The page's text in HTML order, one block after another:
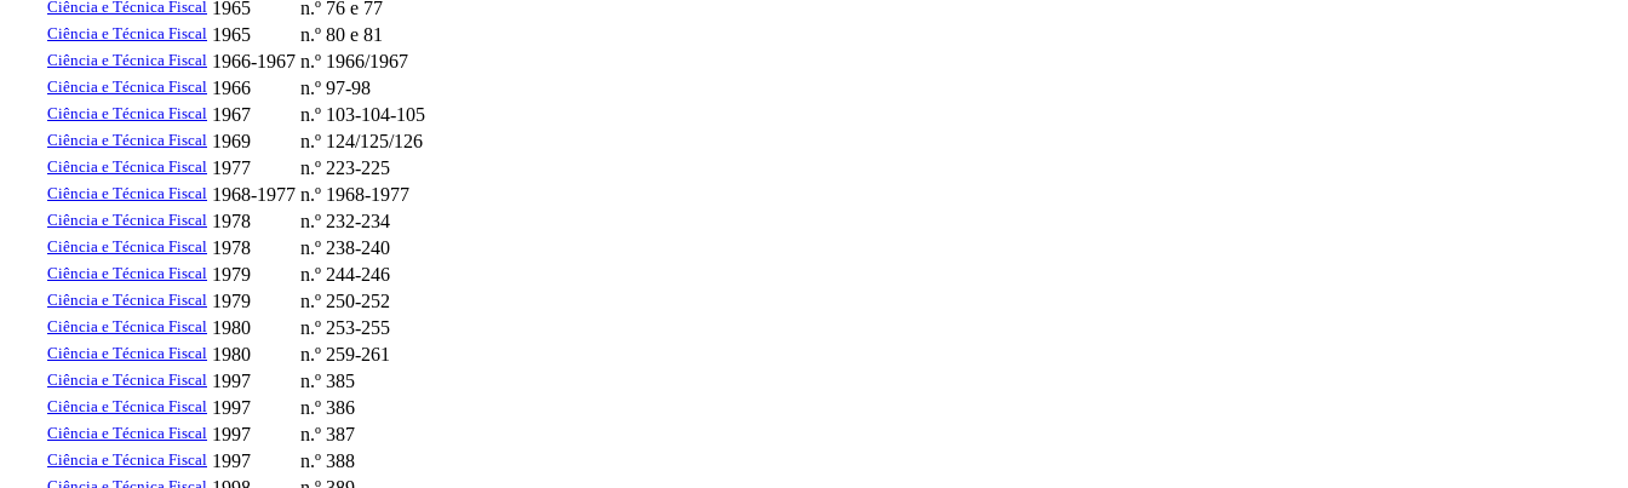
Ciência e Técnica Fiscal 1965 n.º 76 e 77
Ciência e Técnica Fiscal 1965 n.º 80 e 81
Ciência e Técnica Fiscal 1966-1967 n.º 1966/1967
Ciência e Técnica Fiscal 1966 n.º 97-98
Ciência e Técnica Fiscal 1967 n.º 103-104-105
Ciência e Técnica Fiscal 1969 n.º 124/125/126
Ciência e Técnica Fiscal 1977 n.º 223-225
Ciência e Técnica Fiscal 1968-1977 n.º 1968-1977
Ciência e Técnica Fiscal 1978 n.º 232-234
Ciência e Técnica Fiscal 1978 n.º 238-240
Ciência e Técnica Fiscal 1979 n.º 244-246
Ciência e Técnica Fiscal 1979 n.º 250-252
Ciência e Técnica Fiscal 1980 n.º 253-255
Ciência e Técnica Fiscal 1980 n.º 259-261
Ciência e Técnica Fiscal 1997 n.º 385
Ciência e Técnica Fiscal 1997 n.º 386
Ciência e Técnica Fiscal 1997 n.º 387
Ciência e Técnica Fiscal 1997 n.º 388